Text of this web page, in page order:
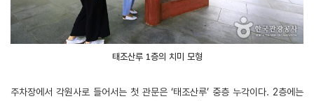
태조산루 1층의 치미 모형
주차장에서 각원사로 들어서는 첫 관문은 ‘태조산루’ 중층 누각이다. 2층에는